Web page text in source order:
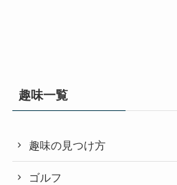
趣味一覧
趣味の見つけ方
ゴルフ